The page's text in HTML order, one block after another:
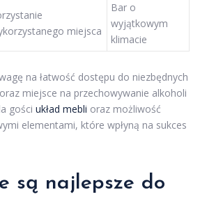
miejsca
Bar o
wyjątkowym
klimacie
na łatwość dostępu do niezbędnych
miejsce na przechowywanie alkoholi
gości układ mebli oraz możliwość
elementami, które wpłyną na sukces
są najlepsze do